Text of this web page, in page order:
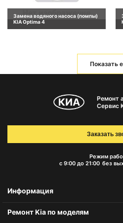
Замена водяного насоса (помпы)
KIA Optima 4
Показать
Ремонт
Сервис
Режим
с 9:00 до 21:00 без
Заказать
Информация
Ремонт Kia по моделям